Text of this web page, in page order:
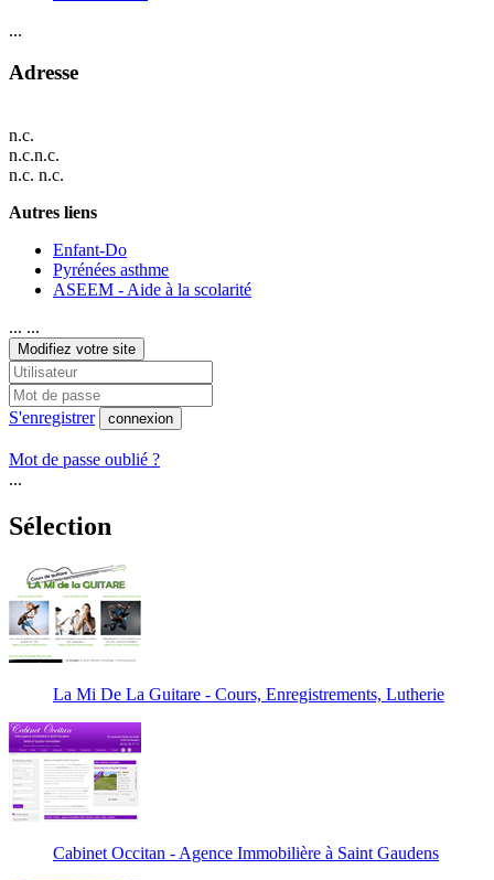
...
Adresse
n.c.
n.c.n.c.
n.c. n.c.
Autres liens
Enfant-Do
Pyrénées asthme
ASEEM - Aide à la scolarité
... ...
Modifiez votre site
S'enregistrer connexion
Mot de passe oublié ?
...
Sélection
La Mi De La Guitare - Cours, Enregistrements, Lutherie
Cabinet Occitan - Agence Immobilière à Saint Gaudens